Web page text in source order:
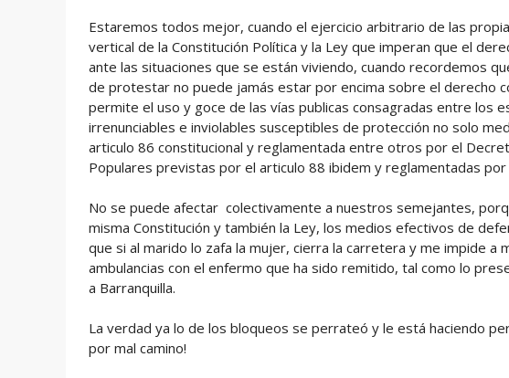
Estaremos todos mejor, cuando el ejercicio arbitrario de las
vertical de la Constitución Política y la Ley que imperan que el
ante las situaciones que se están viviendo, cuando recordemos
de protestar no puede jamás estar por encima sobre el derecho
permite el uso y goce de las vías publicas consagradas entre los
irrenunciables e inviolables susceptibles de protección no solo
articulo 86 constitucional y reglamentada entre otros por el
Populares previstas por el articulo 88 ibidem y reglamentadas
No se puede afectar colectivamente a nuestros semejantes,
misma Constitución y también la Ley, los medios efectivos de
que si al marido lo zafa la mujer, cierra la carretera y me impide a
ambulancias con el enfermo que ha sido remitido, tal como lo
a Barranquilla.
La verdad ya lo de los bloqueos se perrateó y le está haciendo
por mal camino!